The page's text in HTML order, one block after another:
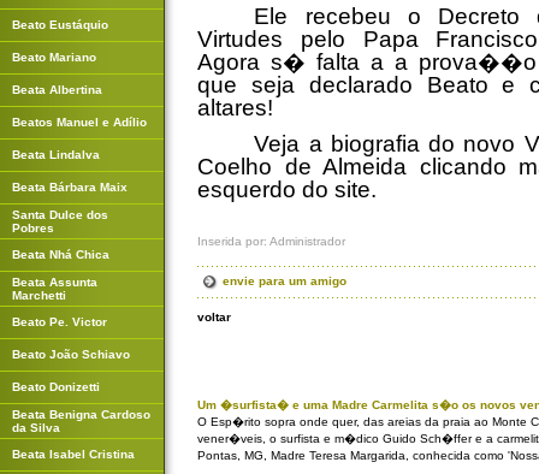
Beato Eustáquio
Beato Mariano
Beata Albertina
Beatos Manuel e Adílio
Beata Lindalva
Beata Bárbara Maix
Santa Dulce dos
Pobres
Beata Nhá Chica
Beata Assunta
Marchetti
Beato Pe. Victor
Beato João Schiavo
Beato Donizetti
Beata Benigna Cardoso
da Silva
Beata Isabel Cristina
Ele recebeu o Decreto
Virtudes pelo Papa
Agora s� falta a a prova��o
que seja declarado Beato e
altares!
Veja a biografia do novo
Coelho de Almeida clicando
esquerdo do site.
Inserida por: Administrador
envie para um amigo
voltar
Um �surfista� e uma Madre Carmelita s�o os novos
O Esp�rito sopra onde quer, das areias da praia ao Monte
vener�veis, o surfista e m�dico Guido Sch�ffer e a
Pontas, MG, Madre Teresa Margarida, conhecida como